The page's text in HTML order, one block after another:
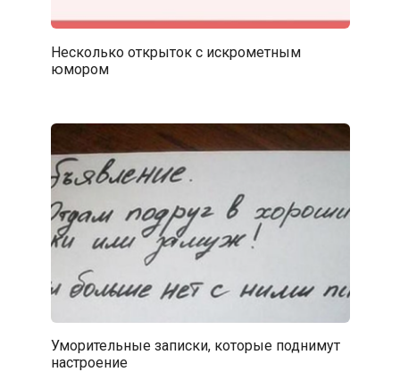
Несколько открыток с искрометным
юмором
Уморительные записки, которые поднимут
настроение